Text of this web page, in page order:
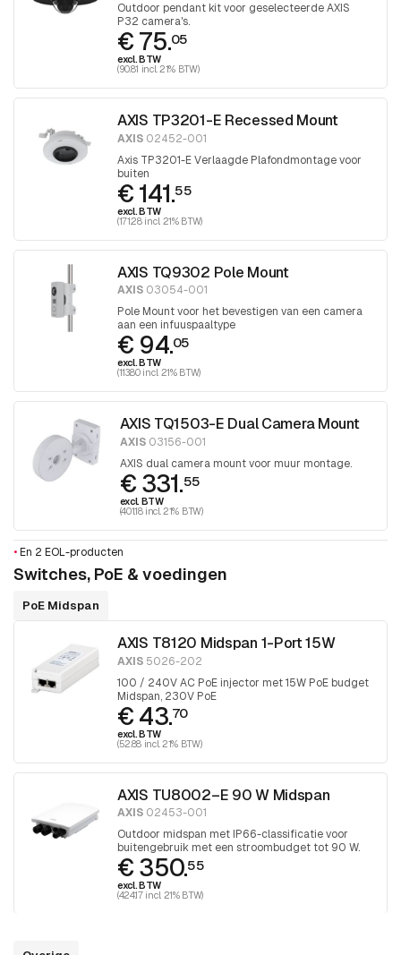
Outdoor pendant kit voor geselecteerde AXIS
P32 camera's.
€ 75.05
excl. BTW
(90.81 incl. 21% BTW)
AXIS TP3201-E Recessed Mount
AXIS 02452-001
Axis TP3201-E Verlaagde Plafondmontage voor
buiten
€ 141.55
excl. BTW
(171.28 incl. 21% BTW)
AXIS TQ9302 Pole Mount
AXIS 03054-001
Pole Mount voor het bevestigen van een camera
aan een infuuspaaltype
€ 94.05
excl. BTW
(113.80 incl. 21% BTW)
AXIS TQ1503-E Dual Camera Mount
AXIS03156-001
AXIS dual camera mount voor muur montage.
€ 331.55
excl. BTW
(401.18 incl. 21% BTW)
• En 2 EOL-producten
Switches, PoE & voedingen
PoE Midspan
AXIS T8120 Midspan 1-Port 15W
AXIS 5026-202
100 / 240V AC PoE injector met 15W PoE budget
Midspan, 230V PoE
€ 43.70
excl. BTW
(52.88 incl. 21% BTW)
AXIS TU8002–E 90 W Midspan
AXIS 02453-001
Outdoor midspan met IP66-classificatie voor
buitengebruik met een stroombudget tot 90 W.
€ 350.55
excl. BTW
(424.17 incl. 21% BTW)